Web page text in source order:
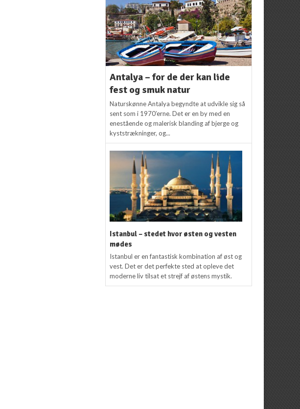
Antalya – for de der kan lide
fest og smuk natur
Naturskønne Antalya begyndte at udvikle sig så
sent som i 1970’erne. Det er en by med en
enestående og malerisk blanding af bjerge og
kyststrækninger, og...
Istanbul – stedet hvor østen og vesten
mødes
Istanbul er en fantastisk kombination af øst og
vest. Det er det perfekte sted at opleve det
moderne liv tilsat et strejf af østens mystik.